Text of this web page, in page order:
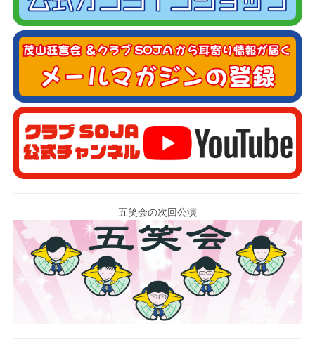
五笑会の次回公演